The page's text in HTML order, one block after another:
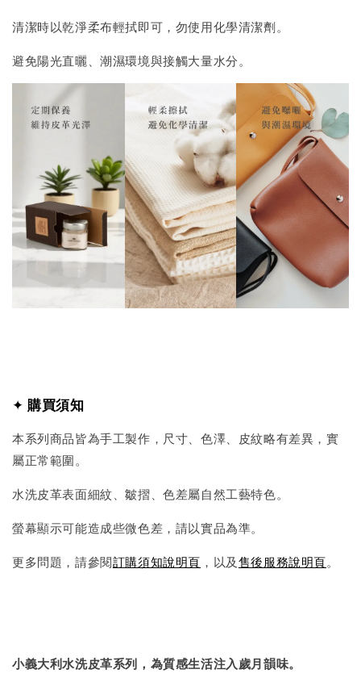
清潔時以乾淨柔布輕拭即可，勿使用化學清潔劑。
避免陽光直曬、潮濕環境與接觸大量水分。
✦ 購買須知
本系列商品皆為手工製作，尺寸、色澤、皮紋略有差異，實
屬正常範圍。
水洗皮革表面細紋、皺摺、色差屬自然工藝特色。
螢幕顯示可能造成些微色差，請以實品為準。
更多問題，請參閱訂購須知說明頁 ，以及售後服務說明頁。
小義大利水洗皮革系列，為質感生活注入歲月韻味。